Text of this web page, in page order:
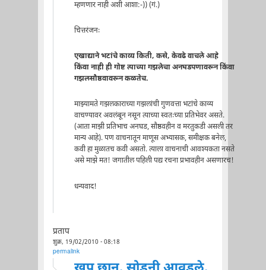
म्हणणार नाही अशी आशा:-)) (गं.)
चित्तरंजनः
एखाद्याने भटांचे काव्य किती, कसे, केवढे वाचले आहे
किंवा नाही ही गोष्ट त्याच्या गझलेचा अनघडपणावरून किंवा
गझलसौष्ठवावरून कळतेच.
माझ्यामते गझलकाराच्या गझलांची गुणवत्ता भटांचे काव्य
वाचण्यावर अवलंबून नसून त्याच्या स्वतःच्या प्रतिभेवर असते.
(आता माझी प्रतिभाच अनघड, सौष्ठवहीन व मरतुकडी असली तर
मान्य आहे). पण वाचनातून माणूस अभ्यासक, समीक्षक बनेल,
कवी हा मुळातच कवी असतो. त्याला वाचनाची आवश्यकता नसते
असे माझे मत! जगातील पहिली पद्य रचना प्रभावहीन असणारच!
धन्यवाद!
प्रताप
शुक्र, 19/02/2010 - 08:18
permalink